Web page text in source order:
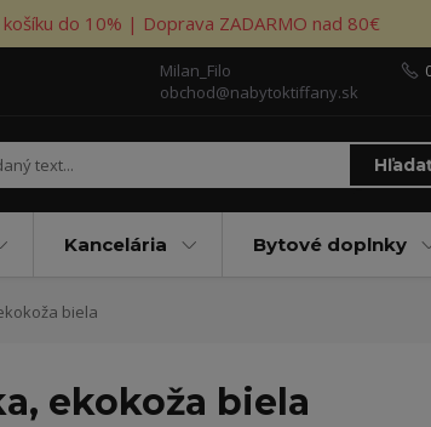
do 10% | Doprava ZADARMO nad 80€
Milan_Filo
obchod@nabytoktiffany.sk
Kancelária Bytové doplnky
biela
ekokoža biela